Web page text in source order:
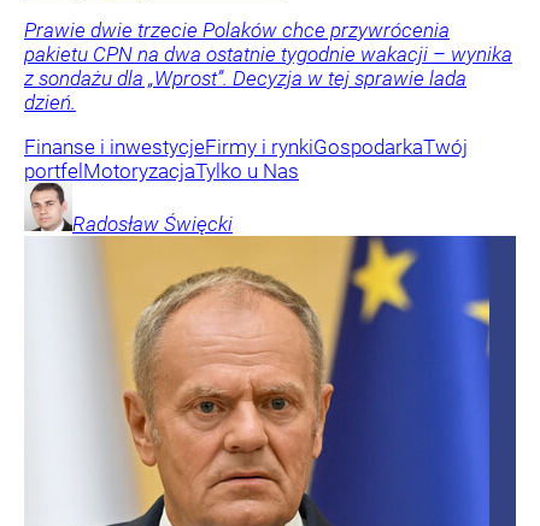
Prawie dwie trzecie Polaków chce przywrócenia
pakietu CPN na dwa ostatnie tygodnie wakacji – wynika
z sondażu dla „Wprost”. Decyzja w tej sprawie lada
dzień.
Finanse i inwestycjeFirmy i rynkiGospodarkaTwój
portfel MotoryzacjaTylko u Nas
Radosław Święcki